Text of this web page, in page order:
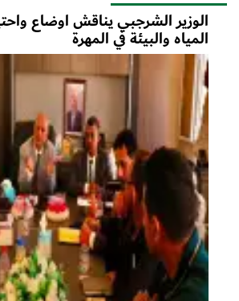
الوزير الشرجبي يناقش اوضاع
المياه والبيئة في المهرة